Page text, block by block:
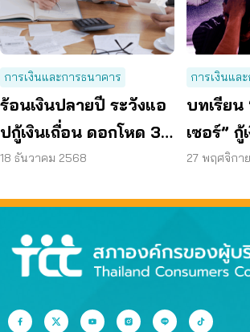
การเงินและการธนาคาร
ร้อนเงินปลายปี ระวังแอ
ปกู้เงินเถื่อน ดอกโหด 3
พัน/ปี
18 ธันวาคม 2568
การเงินแล
บทเรียน
เซอร์” กู้
48% ต่อ
เสี่ยงหนี้
27 พฤศจิกา